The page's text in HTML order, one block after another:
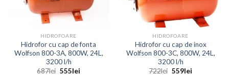
HIDROFOARE
Hidrofor cu cap de fonta
Wolfson 800-3A, 800W, 24L,
3200 l/h
687lei Prețul
555leiPrețul
HIDROFOARE
Hidrofor cu cap de inox
Wolfson 800-3C, 800W, 24L,
3200 l/h
722lei Prețul
559leiPrețul